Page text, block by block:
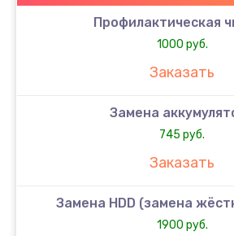
Профилактическая
1000 руб.
Заказать
Замена
745 руб.
Заказать
Замена HDD (замена
1900 руб.